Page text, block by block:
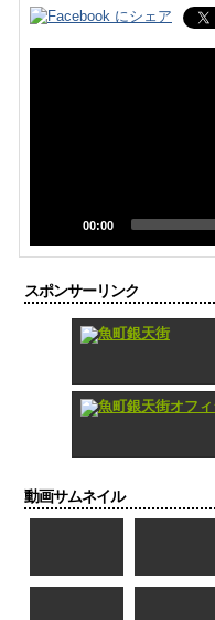
00:00
スポンサーリンク
動画サムネイル